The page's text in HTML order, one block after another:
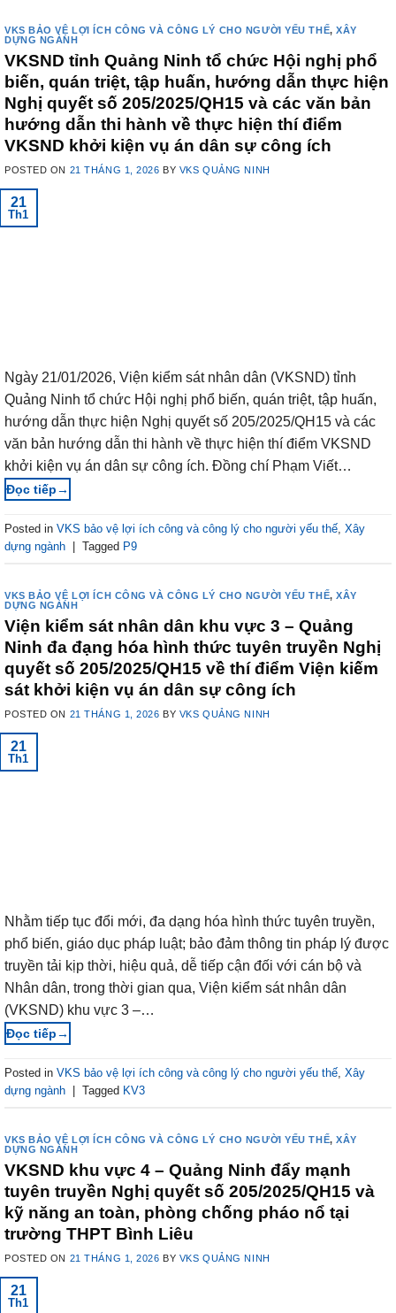
VKS BẢO VỆ LỢI ÍCH CÔNG VÀ CÔNG LÝ CHO NGƯỜI YẾU THẾ,XÂY
DỰNG NGÀNH
VKSND tỉnh Quảng Ninh tổ chức Hội nghị phổ
biến, quán triệt, tập huấn, hướng dẫn thực hiện
Nghị quyết số 205/2025/QH15 và các văn bản
hướng dẫn thi hành về thực hiện thí điểm
VKSND khởi kiện vụ án dân sự công ích
POSTED ON 21 THÁNG 1, 2026 BY VKS QUẢNG NINH
21
Th1
Ngày 21/01/2026, Viện kiểm sát nhân dân (VKSND) tỉnh
Quảng Ninh tổ chức Hội nghị phổ biến, quán triệt, tập huấn,
hướng dẫn thực hiện Nghị quyết số 205/2025/QH15 và các
văn bản hướng dẫn thi hành về thực hiện thí điểm VKSND
khởi kiện vụ án dân sự công ích. Đồng chí Phạm Viết…
→
Posted in VKS bảo vệ lợi ích công và công lý cho người yếu thế, Xây
dựng ngành
Tagged P9
VKS BẢO VỆ LỢI ÍCH CÔNG VÀ CÔNG LÝ CHO NGƯỜI YẾU THẾ,XÂY
DỰNG NGÀNH
Viện kiểm sát nhân dân khu vực 3 – Quảng
Ninh đa đạng hóa hình thức tuyên truyền Nghị
quyết số 205/2025/QH15 về thí điểm Viện kiếm
sát khởi kiện vụ án dân sự công ích
POSTED ON 21 THÁNG 1, 2026 BY VKS QUẢNG NINH
21
Th1
Nhằm tiếp tục đổi mới, đa dạng hóa hình thức tuyên truyền,
phổ biến, giáo dục pháp luật; bảo đảm thông tin pháp lý được
truyền tải kịp thời, hiệu quả, dễ tiếp cận đối với cán bộ và
Nhân dân, trong thời gian qua, Viện kiểm sát nhân dân
(VKSND) khu vực 3 –…
→
Posted in VKS bảo vệ lợi ích công và công lý cho người yếu thế, Xây
dựng ngành
Tagged KV3
VKS BẢO VỆ LỢI ÍCH CÔNG VÀ CÔNG LÝ CHO NGƯỜI YẾU THẾ,XÂY
DỰNG NGÀNH
VKSND khu vực 4 – Quảng Ninh đẩy mạnh
tuyên truyền Nghị quyết số 205/2025/QH15 và
kỹ năng an toàn, phòng chống pháo nổ tại
trường THPT Bình Liêu
POSTED ON 21 THÁNG 1, 2026 BY VKS QUẢNG NINH
21
Th1